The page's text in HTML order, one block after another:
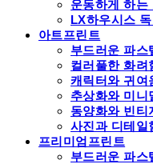
운동하게 하는
LX하우시스
아트프린트
부드러운 파스
컬러풀한 화려
캐릭터와 귀여
추상화와 미니
동양화와 빈티
사진과 디테일
프리미엄프린트
부드러운 파스